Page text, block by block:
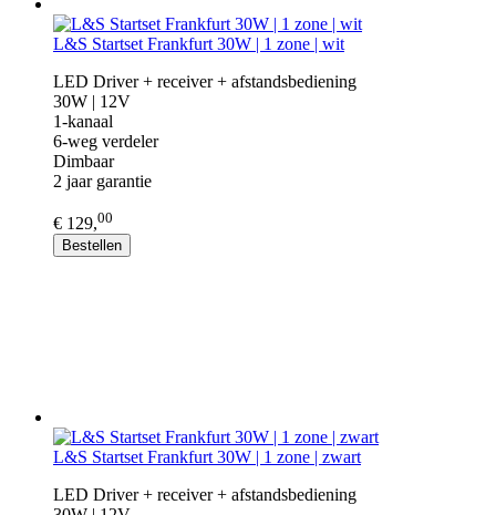
L&S Startset Frankfurt 30W | 1 zone | wit
LED Driver + receiver + afstandsbediening
30W | 12V
1-kanaal
6-weg verdeler
Dimbaar
2 jaar garantie
€ 129,00
Bestellen
L&S Startset Frankfurt 30W | 1 zone | zwart
LED Driver + receiver + afstandsbediening